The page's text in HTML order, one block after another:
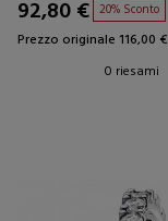
92,80 € 20% Sconto
Prezzo originale 116,00 €
0 riesami